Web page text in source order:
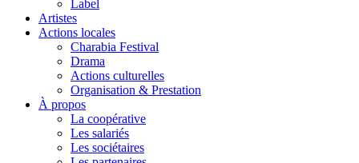
Label
Artistes
Actions locales
Charabia Festival
Drama
Actions culturelles
Organisation & Prestation
À propos
La coopérative
Les salariés
Les sociétaires